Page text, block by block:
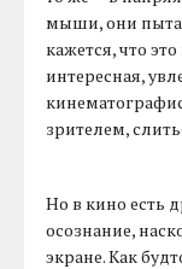
мыши, они
кажется, что
интересная,
зрителем,
Но в кино есть
осознание,
экране. Как